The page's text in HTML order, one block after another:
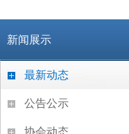
新闻展示
最新动态
公告公示
协会动态